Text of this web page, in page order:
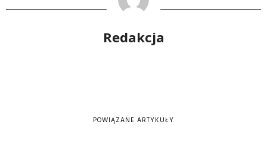
Redakcja
POWIĄZANE ARTYKUŁY